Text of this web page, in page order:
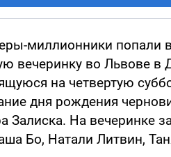
миллионники попали
вечеринку во Львове в
на четвертую
дня рождения
Залиска. На вечеринке
Бо, Натали Литвин,